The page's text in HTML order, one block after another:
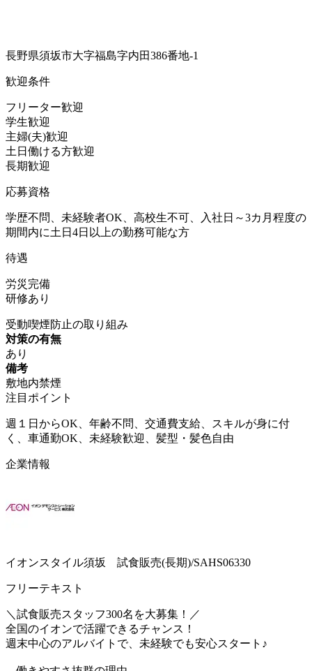
長野県須坂市大字福島字内田386番地-1
歓迎条件
フリーター歓迎
学生歓迎
主婦(夫)歓迎
土日働ける方歓迎
長期歓迎
応募資格
学歴不問、未経験者OK、高校生不可、入社日～3カ月程度の
期間内に土日4日以上の勤務可能な方
待遇
労災完備
研修あり
受動喫煙防止の取り組み
対策の有無
あり
備考
敷地内禁煙
注目ポイント
週１日からOK、年齢不問、交通費支給、スキルが身に付
く、車通勤OK、未経験歓迎、髪型・髪色自由
企業情報
イオンスタイル須坂 試食販売(長期)/SAHS06330
フリーテキスト
＼試食販売スタッフ300名を大募集！／
全国のイオンで活躍できるチャンス！
週末中心のアルバイトで、未経験でも安心スタート♪